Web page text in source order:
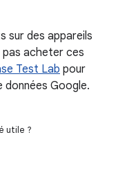
sur des appareils
pas acheter ces
Test Lab pour
données Google.
utile ?